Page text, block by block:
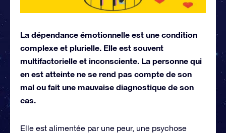
La dépendance émotionnelle est une condition
complexe et plurielle. Elle est souvent
multifactorielle et inconsciente. La personne qui
en est atteinte ne se rend pas compte de son
mal ou fait une mauvaise diagnostique de son
cas.
Elle est alimentée par une peur, une psychose